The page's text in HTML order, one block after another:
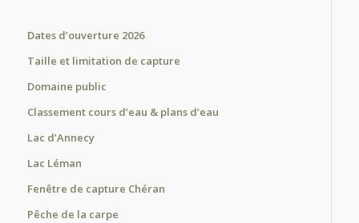
Dates d’ouverture 2026
Taille et limitation de capture
Domaine public
Classement cours d’eau & plans d’eau
Lac d’Annecy
Lac Léman
Fenêtre de capture Chéran
Pêche de la carpe